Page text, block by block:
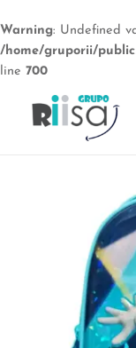
Warning: Undefined
/home/gruporii/
line 700